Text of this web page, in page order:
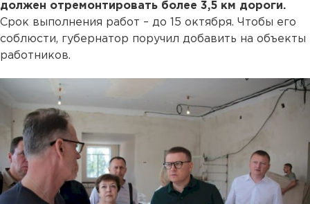
должен отремонтировать более 3,5 км дороги.
Срок выполнения работ – до 15 октября. Чтобы его
соблюсти, губернатор поручил добавить на объекты
работников.